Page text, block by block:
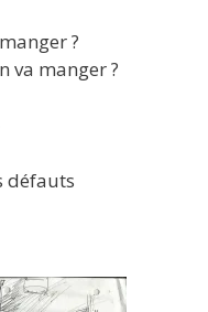
?
va manger ?
défauts